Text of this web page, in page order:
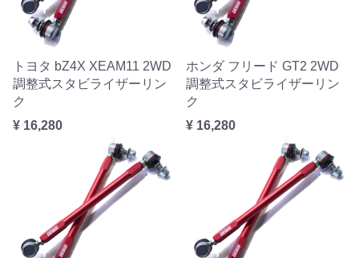
トヨタ bZ4X XEAM11 2WD
調整式スタビライザーリン
ク
¥ 16,280
ホンダ フリード GT2 2WD
調整式スタビライザーリン
ク
¥ 16,280